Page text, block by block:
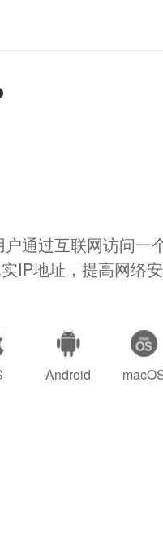
通过互联网访问一
IP地址，提高网络安
Android